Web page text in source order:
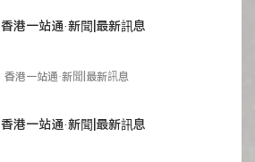
香港一站通·新聞|最新訊息
香港一站通·新聞|最新訊息
香港一站通·新聞|最新訊息